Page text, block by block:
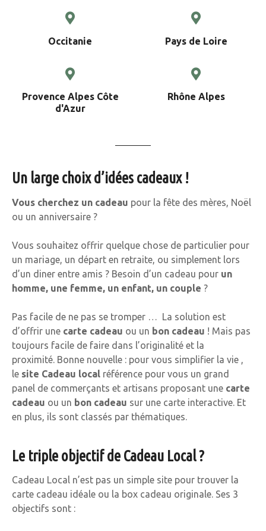
Occitanie Pays de Loire
Provence Alpes Côte
d'Azur
Rhône Alpes
Un large choix d’idées cadeaux !
Vous cherchez un cadeau pour la fête des mères, Noël
ou un anniversaire ?
Vous souhaitez offrir quelque chose de particulier pour
un mariage, un départ en retraite, ou simplement lors
d’un diner entre amis ? Besoin d’un cadeau pour un
homme, une femme, un enfant, un couple ?
Pas facile de ne pas se tromper … La solution est
d’offrir une carte cadeau ou un bon cadeau ! Mais pas
toujours facile de faire dans l’originalité et la
proximité. Bonne nouvelle : pour vous simplifier la vie ,
le site Cadeau local référence pour vous un grand
panel de commerçants et artisans proposant une carte
cadeau ou un bon cadeau sur une carte interactive. Et
en plus, ils sont classés par thématiques.
Le triple objectif de Cadeau Local ?
Cadeau Local n’est pas un simple site pour trouver la
carte cadeau idéale ou la box cadeau originale. Ses 3
objectifs sont :